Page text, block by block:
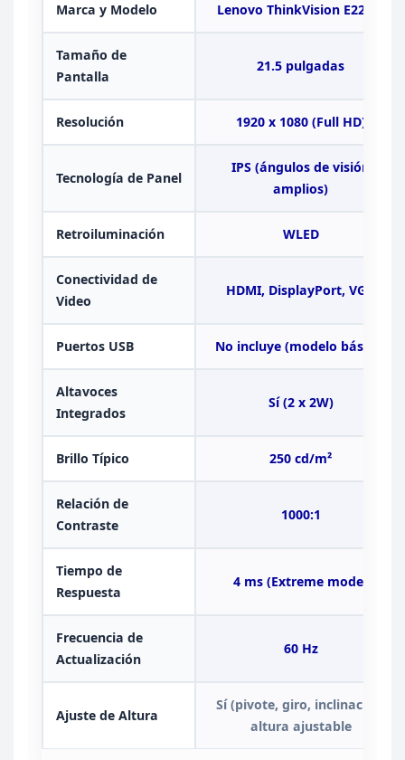
Marca y Modelo Lenovo ThinkVision E22-40
Tamaño de
Pantalla
21.5 pulgadas
Resolución 1920 x 1080 (FullHD)
Tecnología de Panel
IPS (ángulos de visión
amplios)
Retroiluminación WLED
Conectividad de
Video
HDMI, DisplayPort, VGA
Puertos USB No incluye (modelo básico)
Altavoces
Integrados
Sí (2 x 2W)
Brillo Típico 250 cd/m²
Relación de
Contraste
1000:1
Tiempo de
Respuesta
4 ms (Extreme mode)
Frecuencia de
Actualización
60 Hz
Ajuste de Altura
Sí (pivote, giro, inclinación,
altura ajustable